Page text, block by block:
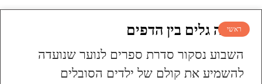
ראשי
עושה גלים בין הדפים
השבוע נסקור סדרת ספרים לנוער שנועדה
להשמיע את קולם של ילדים הסובלים